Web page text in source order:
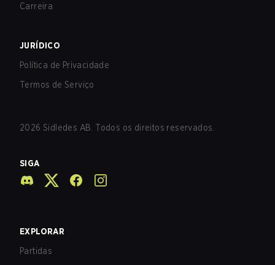
Carreira
JURÍDICO
Política de Privacidade
Termos de Serviço
2026 Sidledes AB. Todos os direitos reservados.
SIGA
EXPLORAR
Partidas